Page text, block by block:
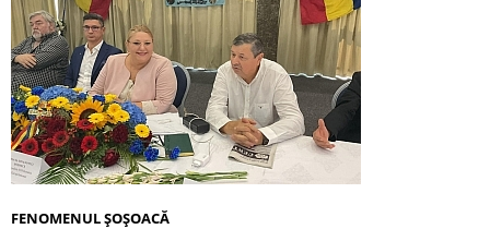
FENOMENUL ȘOȘOACĂ